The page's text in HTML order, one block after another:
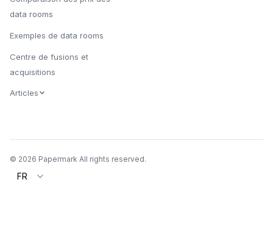
data rooms
Exemples de data rooms
Centre de fusions et
acquisitions
Articles
© 2026 Papermark All rights reserved.
FR